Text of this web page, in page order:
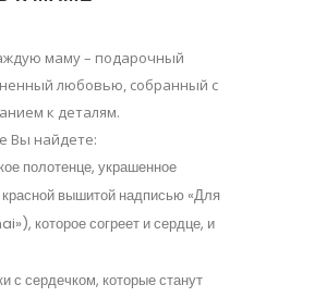
маму – подарочный
любовью, собранный с
к деталям.
Вы найдете:
полотенце, украшенное
вышитой надписью «Для
которое согреет и сердце, и
с сердечком, которые станут